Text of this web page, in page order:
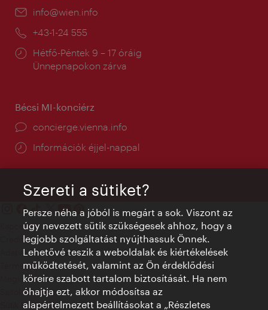
E-
info@wien.info
Telefon:
+43-1-24 555
Nyitva
tartás:
Hétfő-Péntek 9 – 17 óráig
Ünnepnapokon zárva
Bécsi MI-konciérz
concierge.vienna.info
Információk éjjel-nappal
Kapcsolat
Credits
Adatvédelmi nyilatkozat
Terms of Use
Megközelíthetőség
Sajtókapcsolat
Sütik beállítása
Szereti a sütiket?
Persze néha a jóból is megárt a sok. Viszont az
úgy nevezett sütik szükségesek ahhoz, hogy a
legjobb szolgáltatást nyújthassuk Önnek.
Lehetővé teszik a weboldalak és kiértékelések
működtetését, valamint az Ön érdeklődési
köreire szabott tartalom biztosítását. Ha nem
óhajtja ezt, akkor módosítsa az
alapértelmezett beállításokat a „Részletes